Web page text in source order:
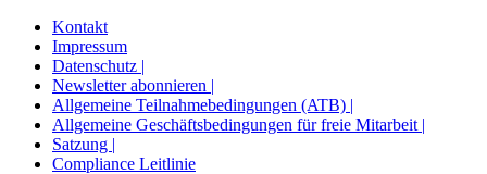
Kontakt
Impressum
Datenschutz |
Newsletter abonnieren |
Allgemeine Teilnahmebedingungen (ATB) |
Allgemeine Geschäftsbedingungen für freie Mitarbeit |
Satzung |
Compliance Leitlinie